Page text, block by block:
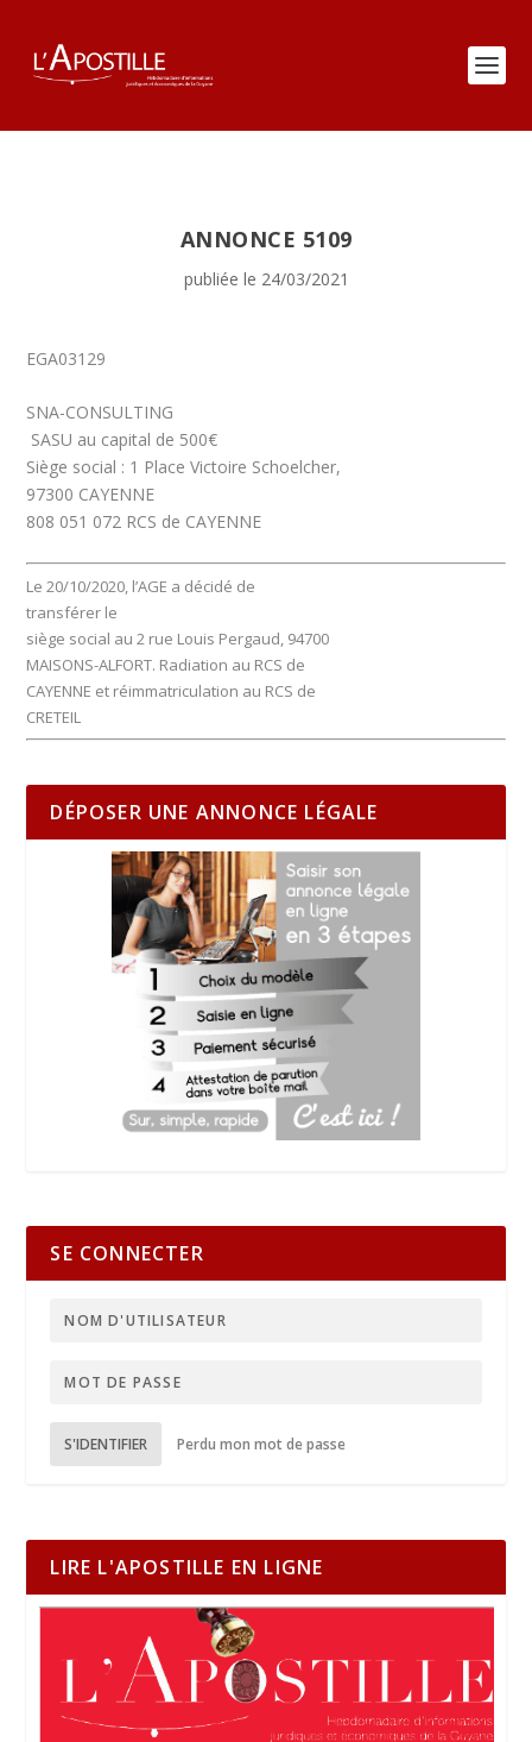
ANNONCE 5109
publiée le 24/03/2021
EGA03129
SNA-CONSULTING
SASU au capital de 500€
Siège social : 1 Place Victoire Schoelcher,
97300 CAYENNE
808 051 072 RCS de CAYENNE
Le 20/10/2020, l’AGE a décidé de
transférer le
siège social au 2 rue Louis Pergaud, 94700
MAISONS-ALFORT. Radiation au RCS de
CAYENNE et réimmatriculation au RCS de
CRETEIL
DÉPOSER UNE ANNONCE LÉGALE
SE CONNECTER
S'IDENTIFIER Perdu mon mot de passe
LIRE L'APOSTILLE EN LIGNE